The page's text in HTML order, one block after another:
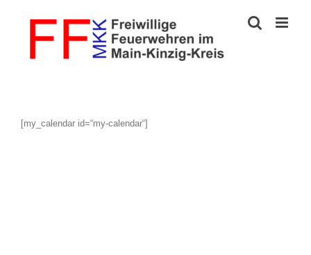
[my_calendar id=“my-calendar“]